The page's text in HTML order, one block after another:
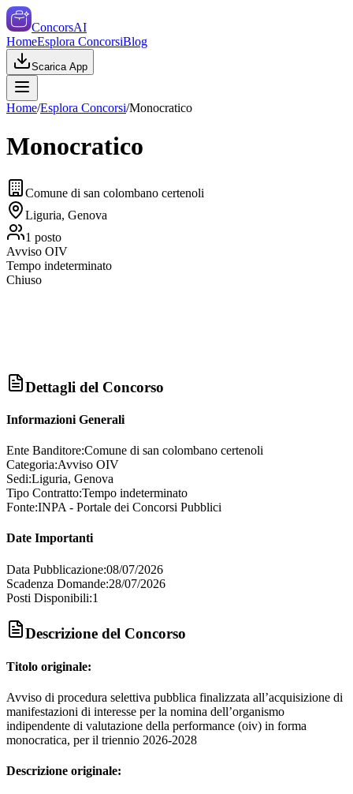
ConcorsAI
HomeEsplora ConcorsiBlog
Scarica App
Home/Esplora Concorsi/Monocratico
Monocratico
Comune di san colombano certenoli
Liguria, Genova
1 posto
Avviso OIV
Tempo indeterminato
Chiuso
Dettagli del Concorso
Informazioni Generali
Ente Banditore:Comune di san colombano certenoli
Categoria:Avviso OIV
Sedi:Liguria, Genova
Tipo Contratto:Tempo indeterminato
Fonte:INPA - Portale dei Concorsi Pubblici
Date Importanti
Data Pubblicazione:08/07/2026
Scadenza Domande:28/07/2026
Posti Disponibili:1
Descrizione del Concorso
Titolo originale:
Avviso di procedura selettiva pubblica finalizzata all’acquisizione di
manifestazioni di interesse per la nomina dell’organismo
indipendente di valutazione della performance (oiv) in forma
monocratica, per il triennio 2026-2028
Descrizione originale: